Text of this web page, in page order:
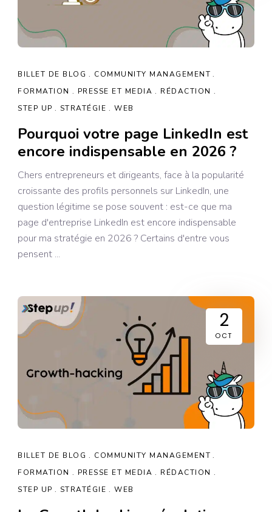
BILLET DE BLOG
COMMUNITY MANAGEMENT
FORMATION
PRESSE ET MEDIA
RÉDACTION
STEP UP
STRATÉGIE WEB
Pourquoi votre page LinkedIn est
encore indispensable en 2026 ?
Chers entrepreneurs et dirigeants, face à la popularité
croissante des profils personnels sur LinkedIn, une
question légitime se pose souvent : est-ce que ma
page d'entreprise LinkedIn est encore indispensable
pour ma stratégie en 2026 ? Certains d'entre vous
pensent
2
OCT
BILLET DE BLOG
COMMUNITY MANAGEMENT
FORMATION
PRESSE ET MEDIA
RÉDACTION
STEP UP
STRATÉGIE WEB